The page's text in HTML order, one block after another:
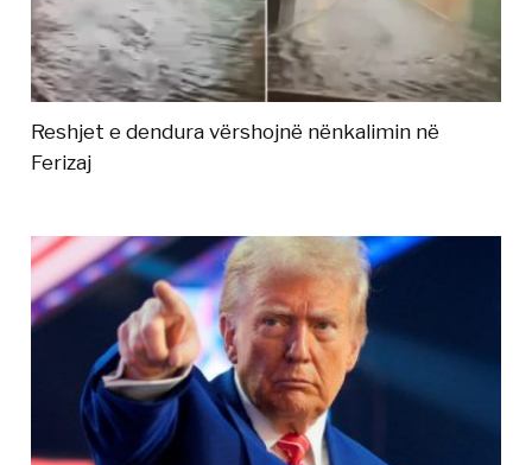
Reshjet e dendura vërshojnë nënkalimin në
Ferizaj